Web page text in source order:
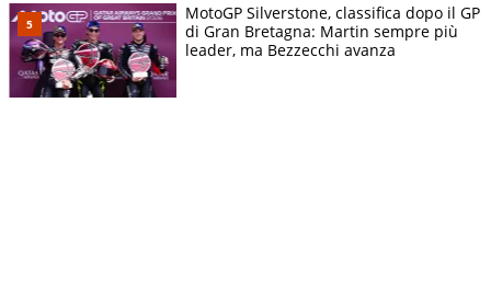
MotoGP Silverstone, classifica dopo il GP
di Gran Bretagna: Martin sempre più
leader, ma Bezzecchi avanza